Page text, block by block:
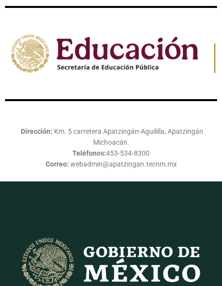
Dirección: Km. 5 carretera Apatzingán-Aguililla, Apatzingán
Michoacán.
Teléfonos:453-534-8300
Correo: webadmin@apatzingan.tecnm.mx